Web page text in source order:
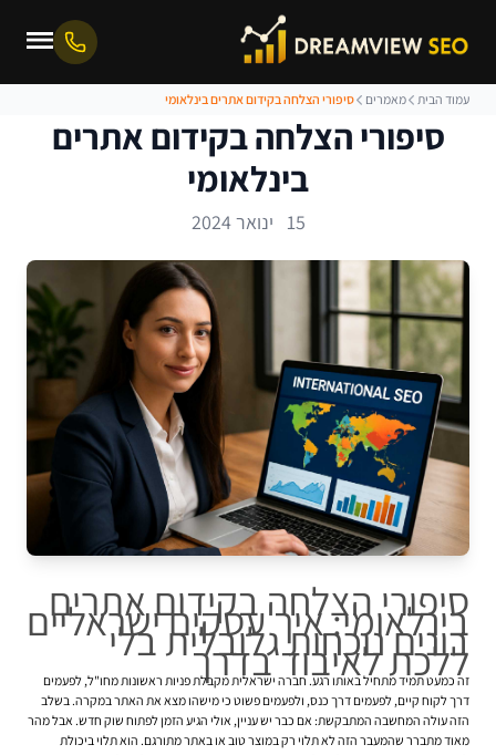
עמוד הבית מאמרים סיפורי הצלחה בקידום אתרים בינלאומי
סיפורי הצלחה בקידום אתרים
בינלאומי
15 ינואר 2024
סיפורי הצלחה בקידום אתרים
בינלאומי: איך עסקים ישראליים
בונים נוכחות גלובלית בלי
ללכת לאיבוד בדרך
זה כמעט תמיד מתחיל באותו רגע. חברה ישראלית מקבלת פניות ראשונות מחו"ל, לפעמים
דרך לקוח קיים, לפעמים דרך כנס, ולפעמים פשוט כי מישהו מצא את האתר במקרה. בשלב
הזה עולה המחשבה המתבקשת: אם כבר יש עניין, אולי הגיע הזמן לפתוח שוק חדש. אבל מהר
מאוד מתברר שהמעבר הזה לא תלוי רק במוצר טוב או באתר מתורגם. הוא תלוי ביכולת